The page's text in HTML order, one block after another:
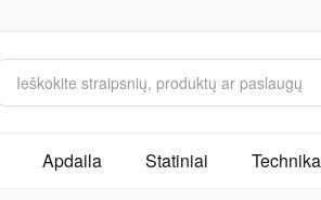
Apdaila Statiniai